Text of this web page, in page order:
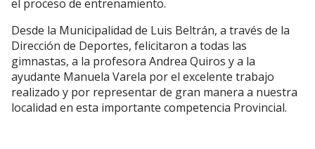
el proceso de entrenamiento.
Desde la Municipalidad de Luis Beltrán, a través de la
Dirección de Deportes, felicitaron a todas las
gimnastas, a la profesora Andrea Quiros y a la
ayudante Manuela Varela por el excelente trabajo
realizado y por representar de gran manera a nuestra
localidad en esta importante competencia Provincial.